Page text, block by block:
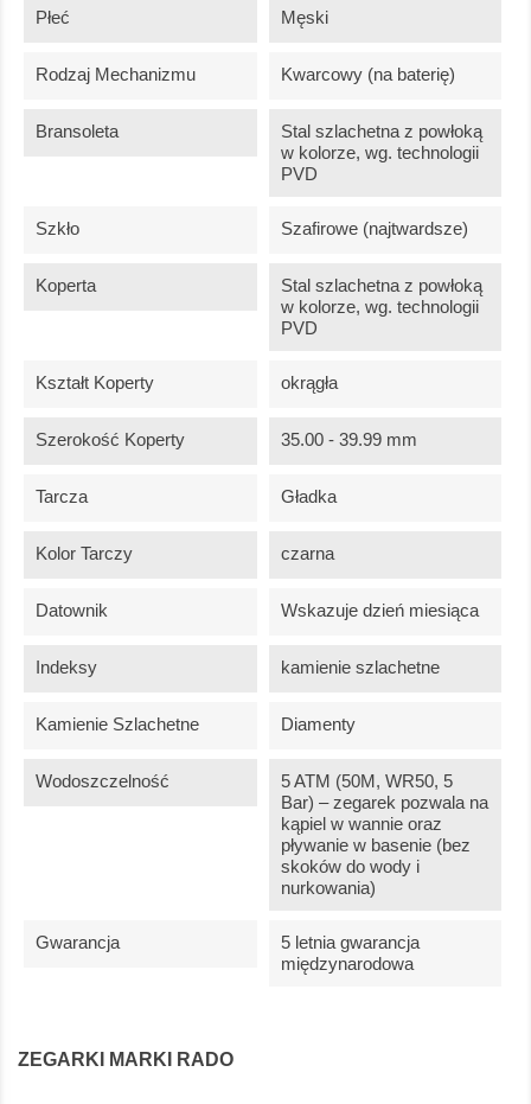
Płeć Męski
Rodzaj Mechanizmu Kwarcowy (na baterię)
Bransoleta
Stal szlachetna z powłoką
w kolorze, wg. technologii
PVD
Szkło Szafirowe (najtwardsze)
Koperta
Stal szlachetna z powłoką
w kolorze, wg. technologii
PVD
Kształt Koperty okrągła
Szerokość Koperty 35.00 - 39.99 mm
Tarcza Gładka
Kolor Tarczy czarna
Datownik Wskazuje dzień miesiąca
Indeksy kamienie szlachetne
Kamienie Szlachetne Diamenty
Wodoszczelność
5 ATM (50M, WR50, 5
Bar) – zegarek pozwala na
kąpiel w wannie oraz
pływanie w basenie (bez
skoków do wody i
nurkowania)
Gwarancja
5 letnia gwarancja
międzynarodowa
ZEGARKI MARKI RADO